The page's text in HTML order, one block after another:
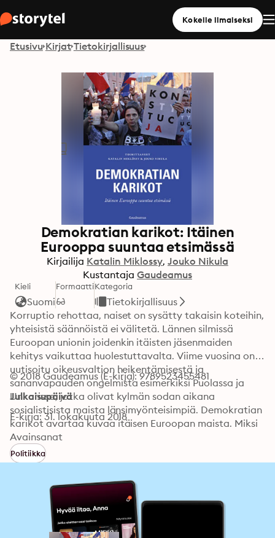
Kokeile ilmaiseksi
Etusivu Kirjat Tietokirjallisuus
Demokratian karikot: Itäinen
Eurooppa suuntaa etsimässä
Kirjailija Katalin Miklossy Jouko Nikula
Kustantaja Gaudeamus
Kieli
Suomi
FormaattiKategoria
Tietokirjallisuus
Korruptio rehottaa, naiset on sysätty takaisin koteihin,
yhteisistä säännöistä ei välitetä. Lännen silmissä
Euroopan unionin joidenkin itäisten jäsenmaiden
kehitys vaikuttaa huolestuttavalta. Viime vuosina on
uutisoitu oikeusvaltion heikentämisestä ja
sananvapauden ongelmista esimerkiksi Puolassa ja
Unkarissa, jotka olivat kylmän sodan aikana
sosialistisista maista länsimyönteisimpiä. Demokratian
karikot avartaa kuvaa itäisen Euroopan maista. Miksi
kansallismielisyyden ja jyrkkien arvojen kannatus on
niin vahvaa tällä alueella? Millaisia edellytyksiä maille
annettiin pärjätä Euroopan unionissa? Onko
demokratiakriittisyys vain itäisiä jäsenmaita koskeva
ja niiden historiaan ja kulttuuriin sidoksissa oleva
ongelma? Teoksessa kyseenalaistetaan unelma
yhdentyvästä Euroopasta: entiset sosialistiset maat
eivät demokratisoituneet ja siirtyneet
© 2018 Gaudeamus (E-kirja): 9789523455481
Julkaisupäivä
E-kirja: 31. lokakuuta 2018
Avainsanat
Politiikka